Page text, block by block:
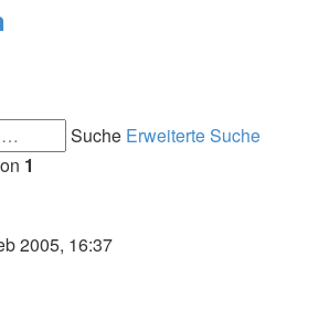
Suche Erweiterte Suche
1
2005, 16:37